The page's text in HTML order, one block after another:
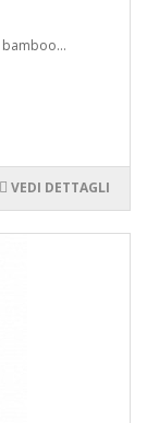
VEDI DETTAGLI